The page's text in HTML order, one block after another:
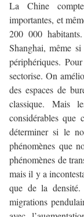
La Chine
importantes, et
200 000
Shanghai, même
périphériques.
sectorise. On
des espaces de
classique. Mais
considérables
déterminer si le
phénomènes que
phénomènes de
mais il y a
que de la
migrations